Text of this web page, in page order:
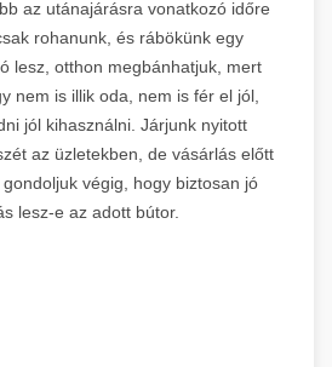
az utánajárásra vonatkozó időre
rohanunk, és rábökünk egy
lesz, otthon megbánhatjuk, mert
nem is illik oda, nem is fér el jól,
jól kihasználni. Járjunk nyitott
az üzletekben, de vásárlás előtt
végig, hogy biztosan jó
lesz-e az adott bútor.